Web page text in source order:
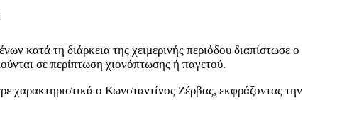
κατά τη διάρκεια της χειμερινής περιόδου διαπίστωσε ο
σε περίπτωση χιονόπτωσης ή παγετού.
χαρακτηριστικά ο Κωνσταντίνος Ζέρβας, εκφράζοντας την